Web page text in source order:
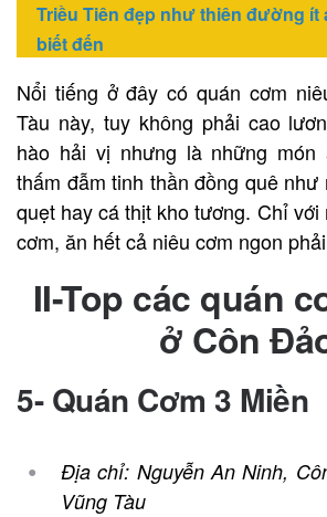
Triều Tiên đẹp như thiên đường ít
biết đến
Nổi tiếng ở đây có quán cơm
Tàu này, tuy không phải cao
hào hải vị nhưng là những món
thấm đẫm tinh thần đồng quê như
quẹt hay cá thịt kho tương. Chỉ
cơm, ăn hết cả niêu cơm ngon
II-Top các quán
ở Côn
5- Quán Cơm 3 Miền
Địa chỉ: Nguyễn An Ninh,
Vũng Tàu